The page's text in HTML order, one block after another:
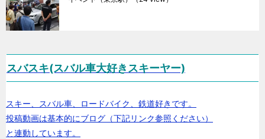
スバスキ(スバル車大好きスキーヤー)
スキー、スバル車、ロードバイク、鉄道好きです。
投稿動画は基本的にブログ（下記リンク参照ください）
と連動しています。